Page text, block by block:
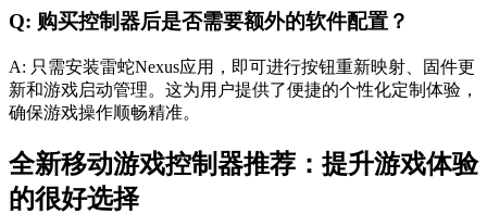
Q: 购买控制器后是否需要额外的软件配置？
A: 只需安装雷蛇Nexus应用，即可进行按钮重新映射、固件更
新和游戏启动管理。这为用户提供了便捷的个性化定制体验，
确保游戏操作顺畅精准。
全新移动游戏控制器推荐：提升游戏体验
的很好选择